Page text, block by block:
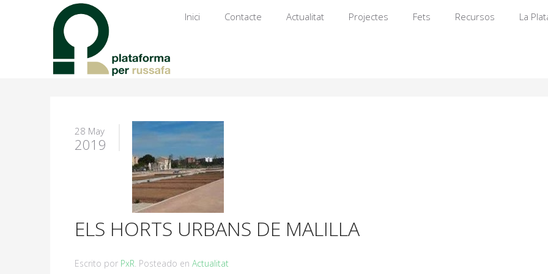
Inici Contacte Actualitat Projectes Fets Recursos La
28 May
2019
ELS HORTS URBANS DE MALILLA
Escrito por PxR. Posteado en Actualitat